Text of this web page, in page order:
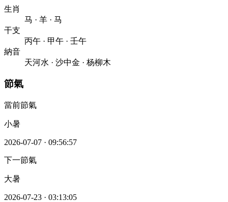
生肖
马 · 羊 · 马
干支
丙午 · 甲午 · 壬午
納音
天河水 · 沙中金 · 杨柳木
節氣
當前節氣
小暑
2026-07-07 · 09:56:57
下一節氣
大暑
2026-07-23 · 03:13:05